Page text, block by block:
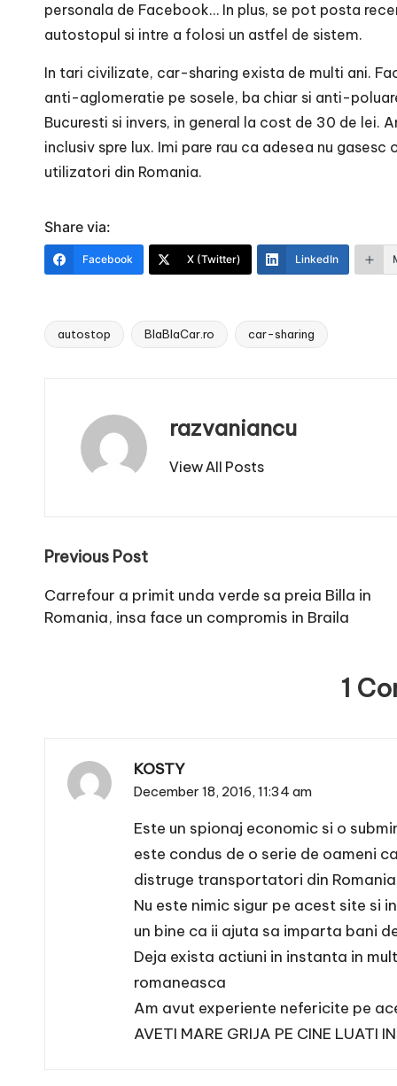
personala de Facebook… In plus, se pot posta
autostopul si intre a folosi un astfel de sistem.
In tari civilizate, car-sharing exista de multi ani.
anti-aglomeratie pe sosele, ba chiar si anti-
Bucuresti si invers, in general la cost de 30 de
inclusiv spre lux. Imi pare rau ca adesea nu
utilizatori din Romania.
Share via:
Facebook X (Twitter) LinkedIn
Tags:
autostop BlaBlaCar.ro car-sharing
razvaniancu
View All Posts
Post
navigation
Previous Post
Carrefour a primit unda verde sa preia Billa in
Romania, insa face un compromis in Braila
1
KOSTY
December 18, 2016, 11:34 am
Este un spionaj economic si o
este condus de o serie de oameni
distruge transportatori din
Nu este nimic sigur pe acest site si
un bine ca ii ajuta sa imparta bani
Deja exista actiuni in instanta in
romaneasca
Am avut experiente nefericite pe
AVETI MARE GRIJA PE CINE LUATI